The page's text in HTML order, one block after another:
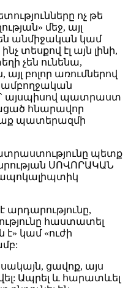
ոչ թե
մեջ, այլ
անմիջական կամ
տեսքով էլ այն լինի,
չեն ունենա,
բոլոր առումներով
այսպիսով պատրաստ
հնարավոր
պատերազմի
պետք
ՍՈՎՈՐԱԿԱՆ
հաստատել
է» կամ «ուժի
ցավոք, այս
Ապրել և հարատևել